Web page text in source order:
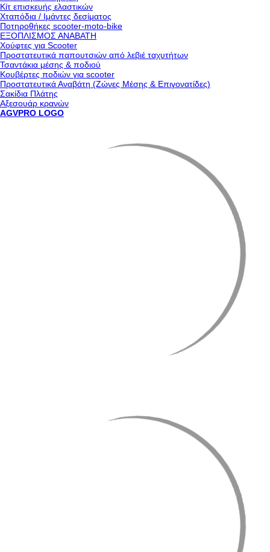
Κίτ επισκευής ελαστικών
Χταπόδια / Ιμάντες δεσίματος
Ποτηροθήκες scooter-moto-bike
ΕΞΟΠΛΙΣΜΟΣ ΑΝΑΒΑΤΗ
Χούφτες για Scooter
Προστατευτικά παπουτσιών από λεβιέ ταχυτήτων
Τσαντάκια μέσης & ποδιού
Κουβέρτες ποδιών για scooter
Προστατευτικά Αναβάτη (Ζώνες Μέσης & Επιγονατίδες)
Σακίδια Πλάτης
Αξεσουάρ κρανών
AGVPRO LOGO